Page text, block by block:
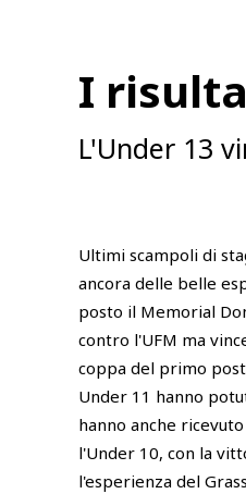
I
L'Under 13
Ultimi scampoli di
ancora delle belle
posto il Memorial
contro l'UFM ma
coppa del primo
Under 11 hanno
hanno anche
l'Under 10, con la
l'esperienza del